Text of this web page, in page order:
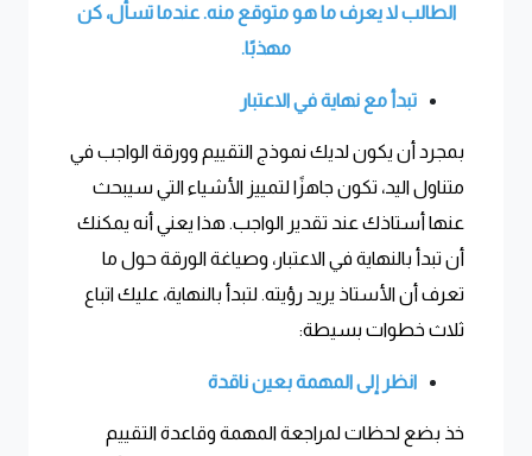
الطالب لا يعرف ما هو متوقع منه. عندما تسأل، كن
مهذبًا.
تبدأ مع نهاية في الاعتبار
بمجرد أن يكون لديك نموذج التقييم وورقة الواجب في
متناول اليد، تكون جاهزًا لتمييز الأشياء التي سيبحث
عنها أستاذك عند تقدير الواجب. هذا يعني أنه يمكنك
أن تبدأ بالنهاية في الاعتبار، وصياغة الورقة حول ما
تعرف أن الأستاذ يريد رؤيته. لتبدأ بالنهاية، عليك اتباع
ثلاث خطوات بسيطة:
انظر إلى المهمة بعين ناقدة
خذ بضع لحظات لمراجعة المهمة وقاعدة التقييم